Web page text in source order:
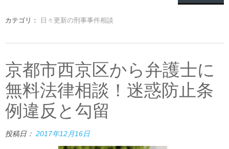
カテゴリ： 日々更新の刑事事件相談
京都市西京区から弁護士に
無料法律相談！迷惑防止条
例違反と勾留
投稿日： 2017年12月16日